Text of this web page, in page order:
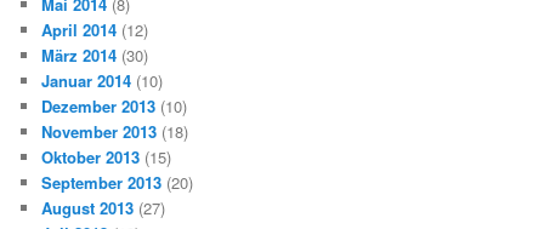
April 2014 (12)
März 2014 (30)
Januar 2014 (10)
Dezember 2013 (10)
November 2013 (18)
Oktober 2013 (15)
September 2013 (20)
August 2013 (27)